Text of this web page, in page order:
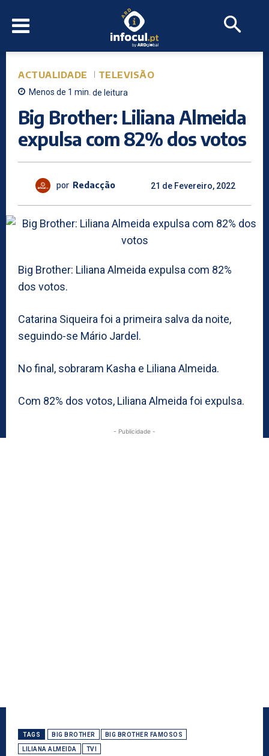
ACTUALIDADE TELEVISÃO
Menos de 1 min. de leitura
Big Brother: Liliana Almeida
expulsa com 82% dos votos
por Redacção 21 de Fevereiro, 2022
Big Brother: Liliana Almeida expulsa com 82%
dos votos.
Catarina Siqueira foi a primeira salva da noite,
seguindo-se Mário Jardel.
No final, sobraram Kasha e Liliana Almeida.
Com 82% dos votos, Liliana Almeida foi expulsa.
- Publicidade -
TAGS BIG BROTHER BIG BROTHER FAMOSOS
LILIANA ALMEIDA TVI